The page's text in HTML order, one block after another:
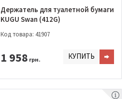
Держатель для туалетной бумаги
KUGU Swan (412G)
Код товара: 41907
1 958 грн. КУПИТЬ